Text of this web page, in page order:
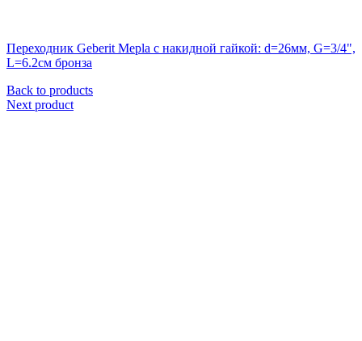
Переходник Geberit Mepla с накидной гайкой: d=26мм, G=3/4",
L=6.2см бронза
Back to products
Next product